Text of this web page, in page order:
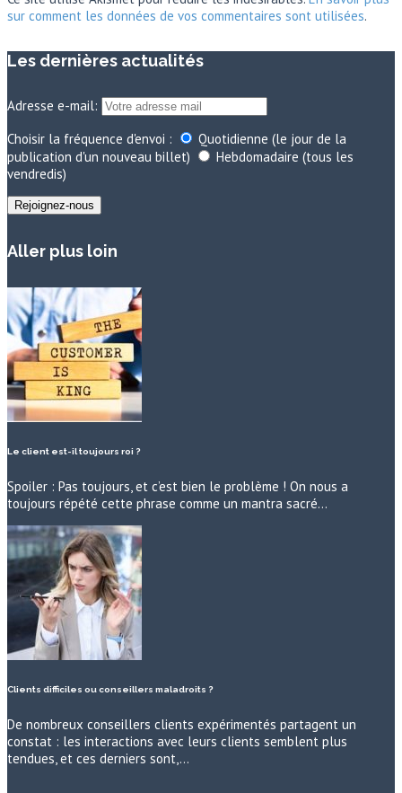
sur comment les données de vos commentaires sont utilisées.
Les dernières actualités
Adresse e-mail:
Choisir la fréquence d'envoi :
Quotidienne (le jour de la
publication d'un nouveau billet)
Hebdomadaire (tous les
vendredis)
Aller plus loin
Le client est-il toujours roi ?
Spoiler : Pas toujours, et c’est bien le problème ! On nous a
toujours répété cette phrase comme un mantra sacré…
Clients difficiles ou conseillers maladroits ?
De nombreux conseillers clients expérimentés partagent un
constat : les interactions avec leurs clients semblent plus
tendues, et ces derniers sont,…